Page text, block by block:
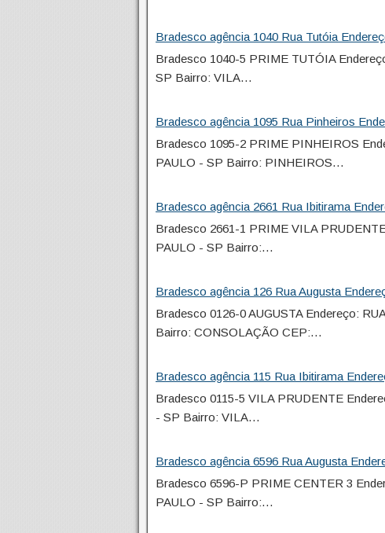
Bradesco agência 1040 Rua Tutóia
Bradesco 1040-5 PRIME TUTÓIA
SP Bairro: VILA…
Bradesco agência 1095 Rua Pinheiros
Bradesco 1095-2 PRIME PINHEIROS
PAULO - SP Bairro: PINHEIROS…
Bradesco agência 2661 Rua Ibitirama
Bradesco 2661-1 PRIME VILA
PAULO - SP Bairro:…
Bradesco agência 126 Rua Augusta
Bradesco 0126-0 AUGUSTA Endereço:
Bairro: CONSOLAÇÃO CEP:…
Bradesco agência 115 Rua Ibitirama
Bradesco 0115-5 VILA PRUDENTE
- SP Bairro: VILA…
Bradesco agência 6596 Rua Augusta
Bradesco 6596-P PRIME CENTER 3
PAULO - SP Bairro:…